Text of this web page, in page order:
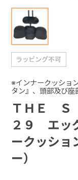
ＴＨＥ Ｓ
２９ エッ
ークッシ
ー）
※インナークッショ
タン』、頭部及び座